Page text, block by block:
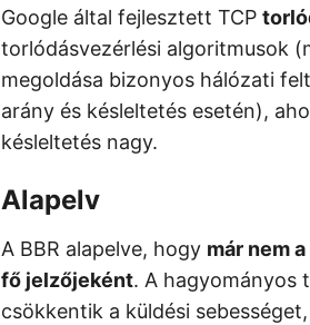
Google által fejlesztett TCP
torlódásvezérlési algoritmusok
megoldása bizonyos hálózati
arány és késleltetés esetén),
késleltetés nagy.
Alapelv
A BBR alapelve, hogy már nem
fő jelzőjeként. A hagyományos
csökkentik a küldési